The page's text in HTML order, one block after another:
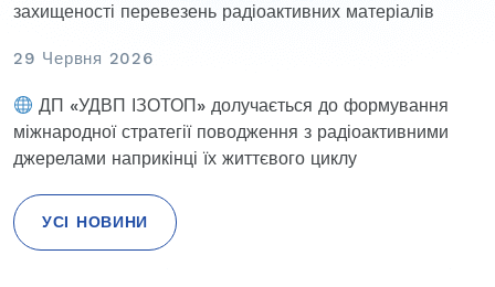
захищеності перевезень радіоактивних матеріалів
29 Червня 2026
ДП «УДВП ІЗОТОП» долучається до формування
міжнародної стратегії поводження з радіоактивними
джерелами наприкінці їх життєвого циклу
УСІ НОВИНИ